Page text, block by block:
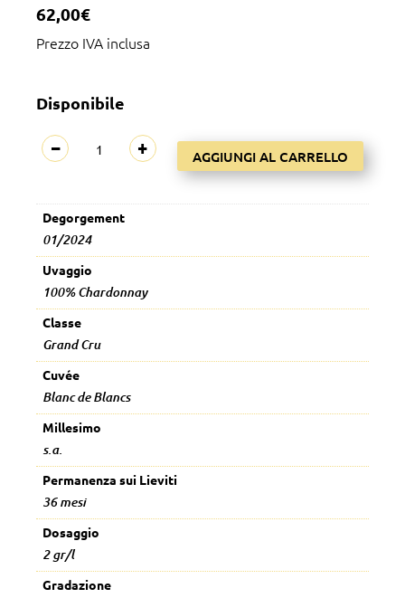
62,00€
Prezzo IVA inclusa
Disponibile
−
Extra
Brut
Grand
Cru
(R20)
quantità
+ AGGIUNGI AL CARRELLO
Degorgement
01/2024
Uvaggio
100% Chardonnay
Classe
Grand Cru
Cuvée
Blanc de Blancs
Millesimo
s.a.
Permanenza sui Lieviti
36 mesi
Dosaggio
2 gr/l
Gradazione